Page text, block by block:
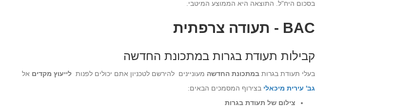
בסכום היח"ל. התוצאה היא הממוצע המיטבי.
BAC - תעודה צרפתית
קבילות תעודת בגרות במתכונת החדשה
בעלי תעודת בגרות במתכונת החדשה מעוניינים להירשם לטכניון אתם יכולים לפנות לייעוץ מקדים אל
גב' עירית מיכאלי בצירוף המסמכים הבאים:
צילום של תעודת בגרות